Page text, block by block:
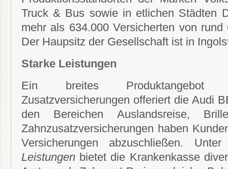
Truck & Bus sowie in etlichen Städten
mehr als 634.000 Versicherten von
Der Haupsitz der Gesellschaft ist in
Starke Leistungen
Ein breites Produktangebot
Zusatzversicherungen offeriert die Audi
den Bereichen Auslandsreise,
Zahnzusatzversicherungen haben
Versicherungen abzuschließen.
Leistungen bietet die Krankenkasse